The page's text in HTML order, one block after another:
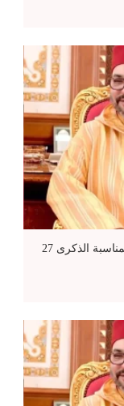
تهنئة مرغاتي عبد الرحيم إلى صاحب الجلالة بمناسبة الذكرى 27